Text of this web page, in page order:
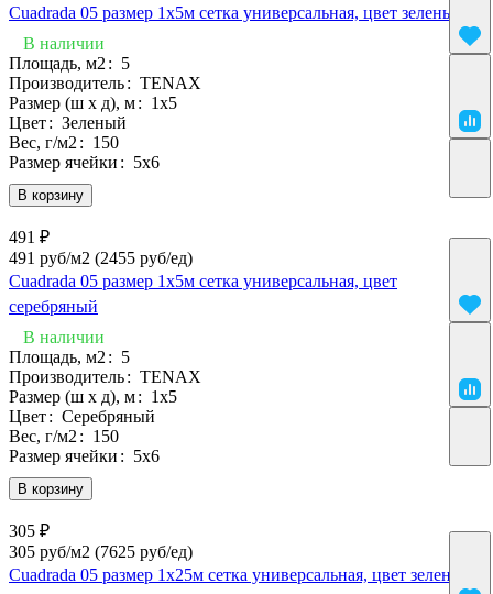
Cuadrada 05 размер 1х5м сетка универсальная, цвет зеленый
В наличии
В корзину
Площадь, м2: 5
Производитель: TENAX
Размер (ш х д), м: 1х5
Цвет: Зеленый
Вес, г/м2: 150
Размер ячейки : 5х6
491 ₽
491 руб/м2 (2455 руб/eд)
Cuadrada 05 размер 1х5м сетка универсальная, цвет
серебряный
В наличии
В корзину
Площадь, м2: 5
Производитель: TENAX
Размер (ш х д), м: 1х5
Цвет: Серебряный
Вес, г/м2: 150
Размер ячейки : 5х6
305 ₽
305 руб/м2 (7625 руб/eд)
Cuadrada 05 размер 1х25м сетка универсальная, цвет зеленый